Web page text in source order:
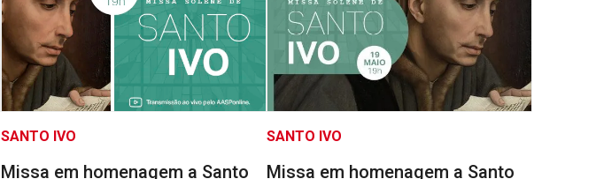
SANTO IVO
Missa em homenagem a Santo
SANTO IVO
Missa em homenagem a Santo